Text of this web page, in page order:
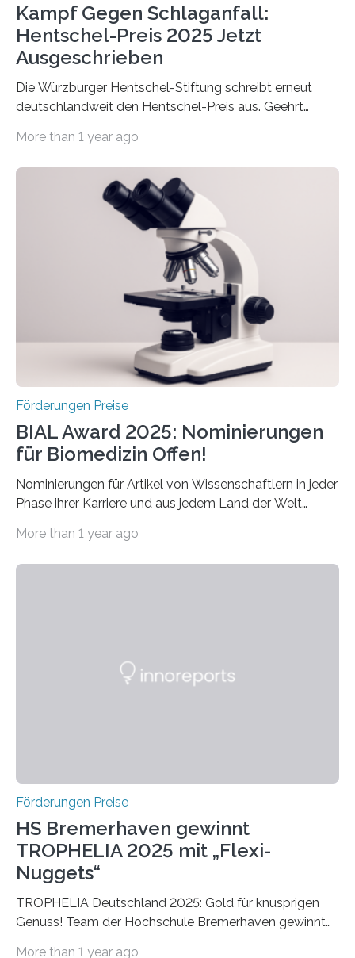
Kampf Gegen Schlaganfall:
Hentschel-Preis 2025 Jetzt
Ausgeschrieben
Die Würzburger Hentschel-Stiftung schreibt erneut
deutschlandweit den Hentschel-Preis aus. Geehrt
hochrangige wissenschaftliche Publikation zum Thema
Schlaganfall“ mit Sitz in Würzburg fördert die
Schlaganfallforschung, um die Behandlung der
Betroffenen zu verbessern. Dazu schreibt sie auch in
diesem Jahr wieder deutschlandweit den Hentschel-
Preis aus. Er richtet sich gezielt an jüngere
Forscherinnen und Forscher unter 40 Jahren. Geehrt
werden soll eine herausragende Doktorarbeit oder eine
hochrangige wissenschaftliche Publikation zum Thema
More than 1 year ago
Förderungen Preise
BIAL Award 2025: Nominierungen
für Biomedizin Offen!
Nominierungen für Artikel von Wissenschaftlern in jeder
Phase ihrer Karriere und aus jedem Land der Welt
Leben gerufen, um die bemerkenswertesten
Foundation, des BIAL Award in Biomedicine ist in
More than 1 year ago
Förderungen Preise
HS Bremerhaven gewinnt
TROPHELIA 2025 mit „Flexi-
Nuggets“
TROPHELIA Deutschland 2025: Gold für knusprigen
Genuss! Team der Hochschule Bremerhaven gewinnt
More than 1 year ago